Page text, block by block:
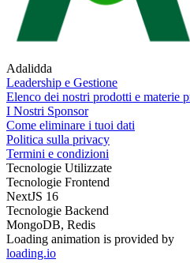
Adalidda
Leadership e Gestione
Elenco dei nostri prodotti e materie
I Nostri Sponsor
Come eliminare i tuoi dati
Politica sulla privacy
Termini e condizioni
Tecnologie Utilizzate
Tecnologie Frontend
NextJS 16
Tecnologie Backend
MongoDB, Redis
Loading animation is provided by
loading.io